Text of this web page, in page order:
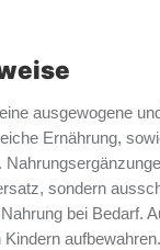
ausgewogene und
Ernährung,
sondern
bei Bedarf.
Kindern aufbewahren.